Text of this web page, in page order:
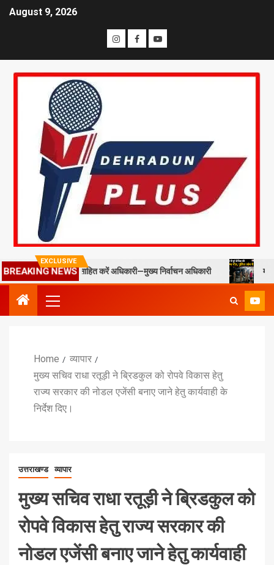
August 9, 2026
EXCLUSIVE
BREAKING NEWS
को प्रोत्साहित करें अधिकारी—मुख्य निर्वाचन अधिकारी मसूरी में पूर्व
Home
व्यापार
मुख्य सचिव राधा रतूड़ी ने ब्रिडकुल को रोपवे विकास हेतु
राज्य सरकार की नोडल एजेंसी बनाए जाने हेतु कार्यवाही के
निर्देश दिए।
उत्तराखण्ड व्यापार
मुख्य सचिव राधा रतूड़ी ने ब्रिडकुल को
रोपवे विकास हेतु राज्य सरकार की
नोडल एजेंसी बनाए जाने हेतु कार्यवाही